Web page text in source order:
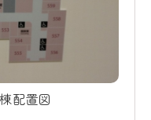
配置図